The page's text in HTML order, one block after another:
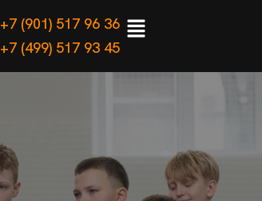
+7 (901) 517 96 36
+7 (499) 517 93 45